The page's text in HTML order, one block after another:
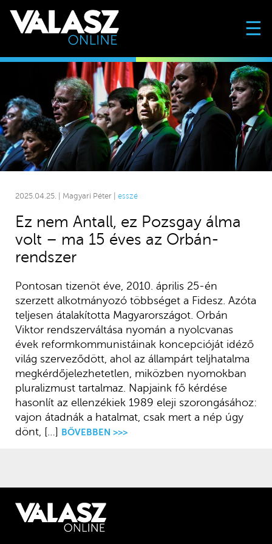
☰
2025.04.25. | Magyari Péter | esszé
Ez nem Antall, ez Pozsgay álma
volt – ma 15 éves az Orbán-
rendszer
Pontosan tizenöt éve, 2010. április 25-én
szerzett alkotmányozó többséget a Fidesz. Azóta
teljesen átalakította Magyarországot. Orbán
Viktor rendszerváltása nyomán a nyolcvanas
évek reformkommunistáinak koncepcióját idéző
világ szerveződött, ahol az állampárt teljhatalma
megkérdőjelezhetetlen, miközben nyomokban
pluralizmust tartalmaz. Napjaink fő kérdése
hasonlít az ellenzékiek 1989 eleji szorongásához:
vajon átadnák a hatalmat, csak mert a nép úgy
dönt, […]
BŐVEBBEN >>>